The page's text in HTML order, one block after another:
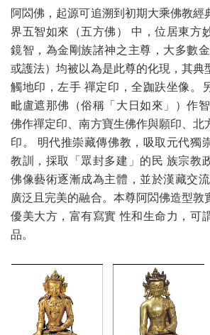
阿閦佛，起源可追溯到初期大乘佛教經
界五智如來（五方佛） 中，位居東方
鏡智，為金剛族諸神之主尊，大多數
或護法）均被以為是此尊的化現，其典
觸地印，左手 禪定印，全跏趺坐像。
毗盧遮那佛（俗稱「大日如來」）作
佛作禪定印、南方寶生佛作與願印、北
印。 明代推崇藏傳佛教，吸取元代獨
教訓，採取「眾封多建」的民 族宗教
佛像藝術逐漸成為主體，並於漢藏交
廣泛且完美的融合。本尊阿閦佛造型敦
優美大方，富有寫實 性和生命力，可
品。